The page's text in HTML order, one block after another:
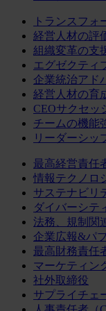
トランスフ
経営人材の評
組織変革の支
エグゼクティ
企業統治アド
経営人材の育
CEOサクセッ
チームの機能
リーダーシッ
最高経営責任
情報テクノロ
サステナビリ
ダイバーシテ
法務、規制関
企業広報&パ
最高財務責任
マーケティン
社外取締役
サプライチェ